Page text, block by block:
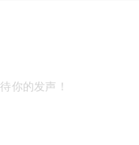
你的发声！